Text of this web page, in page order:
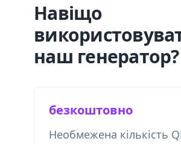
Навіщо
наш генератор?
безкоштовно
Необмежена кількість